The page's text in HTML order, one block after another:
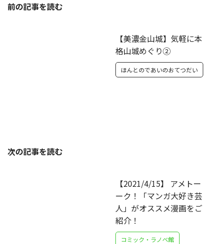
前の記事を読む
【美濃金山城】気軽に本
格山城めぐり②
ほんとのであいのおてつだい
次の記事を読む
【2021/4/15】 アメトー
ーク！「マンガ大好き芸
人」がオススメ漫画をご
紹介！
コミック・ラノベ館